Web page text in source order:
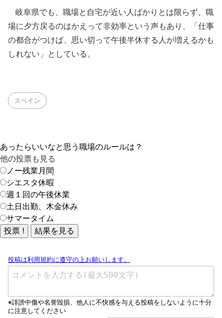
岐阜県でも、職場と自宅が近い人ばかりとは限らず、職
場に夕方戻るのはかえって非効率という声もあり、「仕事
の都合がつけば、思い切って午後半休する人が増えるかも
しれない」としている。
スペイン
あったらいいなと思う職場のルールは？
他の投票も見る
ノー残業月間
シエスタ休暇
週１回の午後休業
土日出勤、木金休み
サマータイム